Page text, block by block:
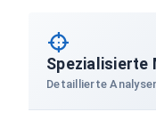
Spezialisierte
Detaillierte